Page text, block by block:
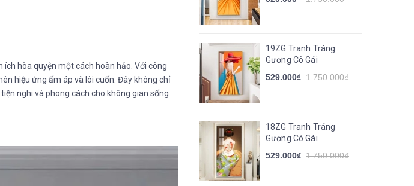
ích hòa quyện một cách hoàn hảo. Với công
hiệu ứng ấm áp và lôi cuốn. Đây không chỉ
nghi và phong cách cho không gian sống
19ZG Tranh Tráng
Gương Cô Gái
529.000₫ 1.750.000₫
18ZG Tranh Tráng
Gương Cô Gái
529.000₫ 1.750.000₫